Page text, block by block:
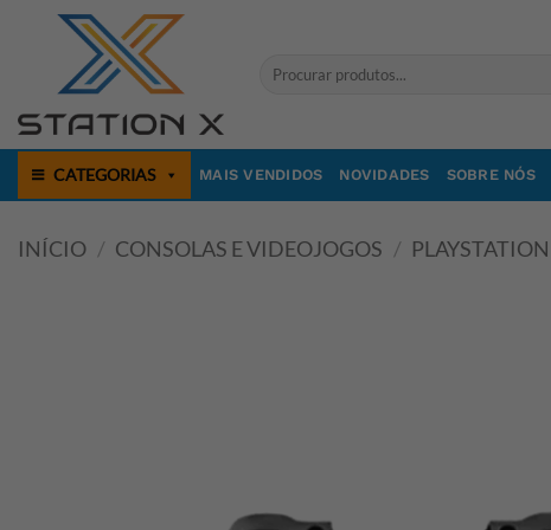
Pesquisar
CATEGORIAS MAIS VENDIDOS NOVIDADES SOBRE NÓS
INÍCIO / CONSOLAS E VIDEOJOGOS / PLAYSTATION